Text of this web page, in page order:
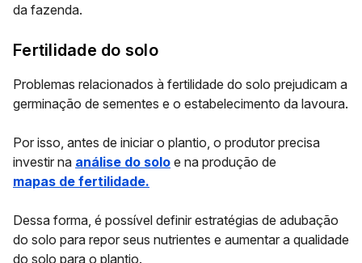
da fazenda.
Fertilidade do solo
Problemas relacionados à fertilidade do solo prejudicam a
germinação de sementes e o estabelecimento da lavoura.
Por isso, antes de iniciar o plantio, o produtor precisa
investir na análise do solo e na produção de
mapas de fertilidade.
Dessa forma, é possível definir estratégias de adubação
do solo para repor seus nutrientes e aumentar a qualidade
do solo para o plantio.